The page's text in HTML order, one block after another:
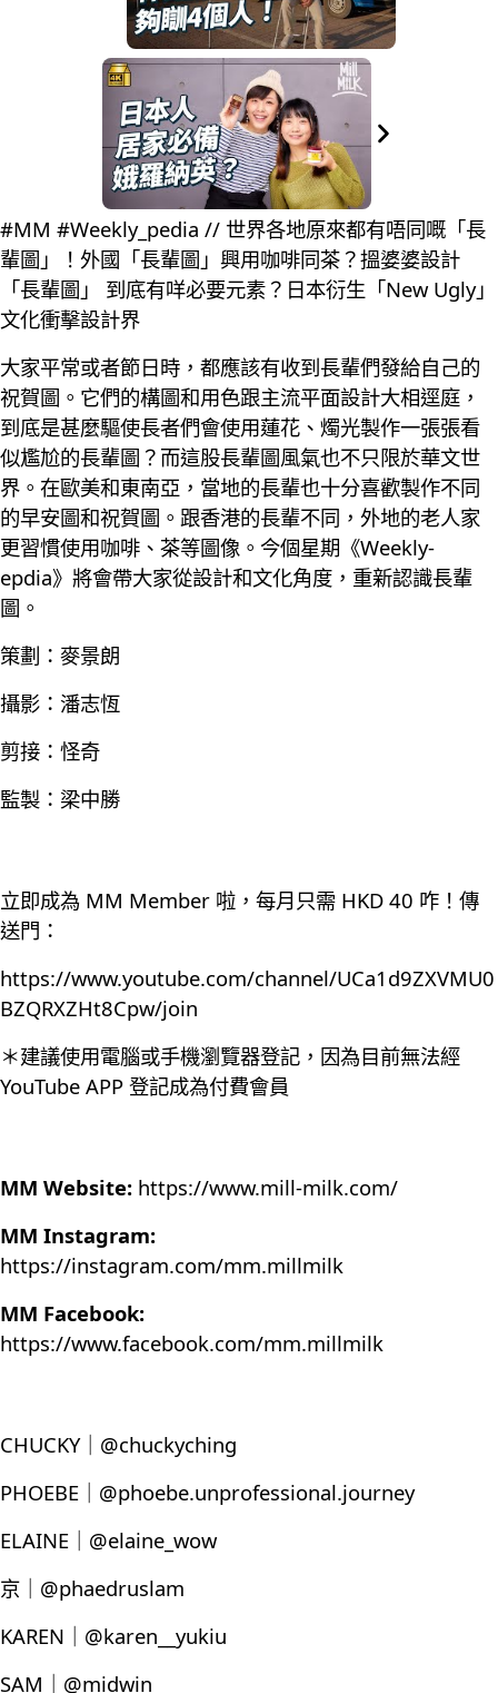
#MM #Weekly_pedia // 世界各地原來都有唔同嘅「長
輩圖」！外國「長輩圖」興用咖啡同茶？搵婆婆設計
「長輩圖」 到底有咩必要元素？日本衍生「New Ugly」
文化衝擊設計界
大家平常或者節日時，都應該有收到長輩們發給自己的
祝賀圖。它們的構圖和用色跟主流平面設計大相逕庭，
到底是甚麼驅使長者們會使用蓮花、燭光製作一張張看
似尷尬的長輩圖？而這股長輩圖風氣也不只限於華文世
界。在歐美和東南亞，當地的長輩也十分喜歡製作不同
的早安圖和祝賀圖。跟香港的長輩不同，外地的老人家
更習慣使用咖啡、茶等圖像。今個星期《Weekly-
epdia》將會帶大家從設計和文化角度，重新認識長輩
圖。
策劃：麥景朗
攝影：潘志恆
剪接：怪奇
監製：梁中勝
立即成為 MM Member 啦，每月只需 HKD 40 咋！傳
送門：
https://www.youtube.com/channel/UCa1d9ZXVMU0
BZQRXZHt8Cpw/join
＊建議使用電腦或手機瀏覽器登記，因為目前無法經
YouTube APP 登記成為付費會員
MM Website: https://www.mill-milk.com/
MM Instagram:
https://instagram.com/mm.millmilk
MM Facebook:
https://www.facebook.com/mm.millmilk
CHUCKY｜@chuckyching
PHOEBE｜@phoebe.unprofessional.journey
ELAINE｜@elaine_wow
京｜@phaedruslam
KAREN｜@karen__yukiu
SAM｜@midwin_